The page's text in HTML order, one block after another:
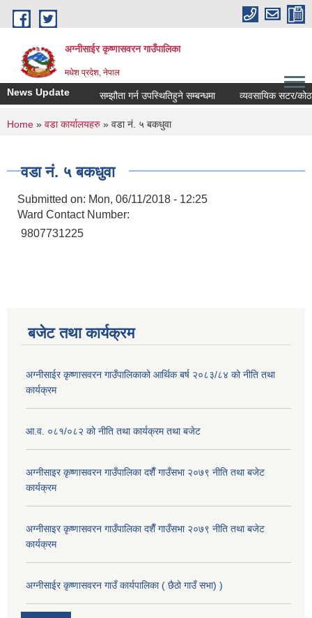
Skip to main content
अग्नीसाईर कृष्णासवरन गाउँपालिका
मधेश प्रदेश, नेपाल
News Update सम्झौता गर्न उपस्थितिहुने सम्बन्धमा व्यवसायिक सटर/
You are here
Home » वडा कार्यालयहरु » वडा नं. ५ बकधुवा
वडा नं. ५ बकधुवा
Submitted on: Mon, 06/11/2018 - 12:25
Ward Contact Number:
9807731225
बजेट तथा कार्यक्रम
अग्नीसाईर कृष्णासवरन गाउँपालिकाको आर्थिक बर्ष २०८३/८४ को नीति तथा
कार्यक्रम
आ.व. ०८१/०८२ को नीति तथा कार्यक्रम तथा बजेट
अग्नीसाइर कृष्णासवरन गाउँपालिका दशैँ गाउँसभा २०७९ नीति तथा बजेट
कार्यक्रम
अग्नीसाइर कृष्णासवरन गाउँपालिका दशैँ गाउँसभा २०७९ नीति तथा बजेट
कार्यक्रम
अग्नीसाईर कृष्णासवरन गाउँ कार्यपालिका ( छैठो गाउँ सभा) )